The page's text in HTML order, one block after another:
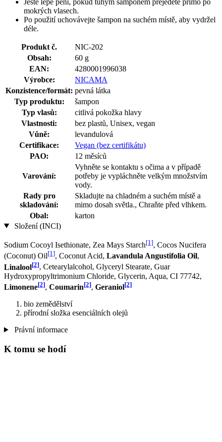
mokrých vlasech.
Po použití uchovávejte šampon na suchém místě, aby vydržel
déle.
Produkt č.
NIC-202
Obsah:
60 g
EAN:
4280001996038
Výrobce:
NICAMA
Konzistence/formát: pevná látka
Typ produktu:
šampon
Typ vlasů:
citlivá pokožka hlavy
Vlastnosti:
bez plastů, Unisex, vegan
Vůně:
levandulová
Certifikace:
Vegan (bez certifikátu)
PAO:
12 měsíců
Varování:
Vyhněte se kontaktu s očima a v případě
potřeby je vypláchněte velkým množstvím
vody.
Rady pro
skladování:
Skladujte na chladném a suchém místě a
mimo dosah světla., Chraňte před vlhkem.
Obal:
karton
Složení (INCI)
Sodium Cocoyl Isethionate, Zea Mays Starch[1], Cocos Nucifera
(Coconut) Oil[1], Coconut Acid, Lavandula Angustifolia Oil,
Linalool[2], Cetearylalcohol, Glyceryl Stearate, Guar
Hydroxypropyltrimonium Chloride, Glycerin, Aqua, CI 77742,
Limonene[2], Coumarin[2], Geraniol[2]
bio zemědělství
přírodní složka esenciálních olejů
Právní informace
K tomu se hodí